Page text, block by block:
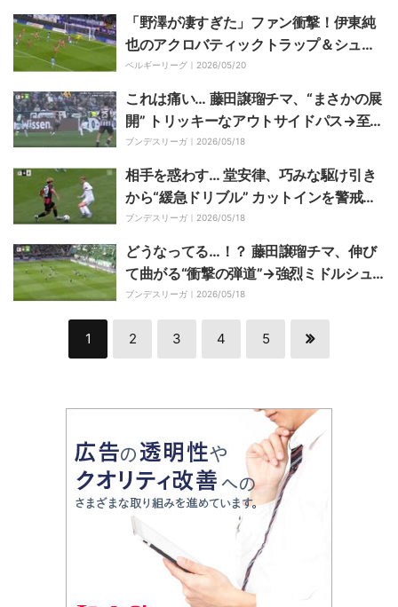
プレーに場内騒然
「野澤が凄すぎた」ファン衝撃！伊東純
也のアクロバティックトラップ＆シュー
トを野澤大志ブランドンが神セーブ「反
応やばすぎ」「めちゃめちゃ惜しかっ
た」
ベルギーリーグ｜ 2026/05/20
これは痛い… 藤田譲瑠チマ、“まさかの展
開” トリッキーなアウトサイドパス→至近
距離から相手の顔面直撃
ブンデスリーガ｜ 2026/05/18
相手を惑わす… 堂安律、巧みな駆け引き
から“緩急ドリブル” カットインを警戒さ
せて“縦突破”→ドイツ代表DFのカード誘
発
ブンデスリーガ｜ 2026/05/18
どうなってる…！？ 藤田譲瑠チマ、伸び
て曲がる“衝撃の弾道”→強烈ミドルシュ
ート炸裂！ 素早いモーションからの一撃
ブンデスリーガ｜ 2026/05/18
1 2 3 4 5